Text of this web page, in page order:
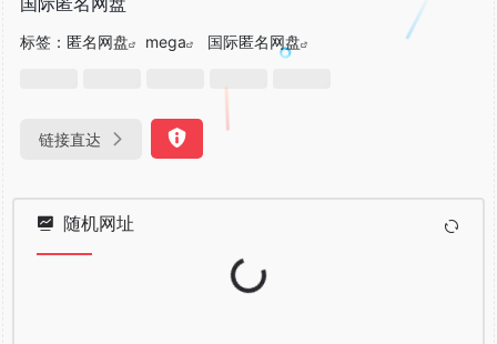
标签： 匿名网盘 mega 国际匿名网盘
链接直达
随机网址
Loading...